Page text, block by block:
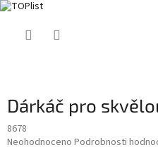
Dárkáč pro
8678
Průměrné
Neohodnoceno Podrobnosti